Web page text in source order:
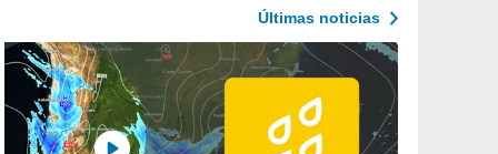
Últimas noticias